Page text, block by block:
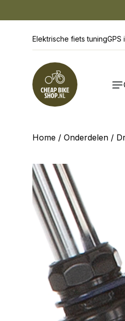
Elektrische fiets tuningGPS
Home / Onderdelen /